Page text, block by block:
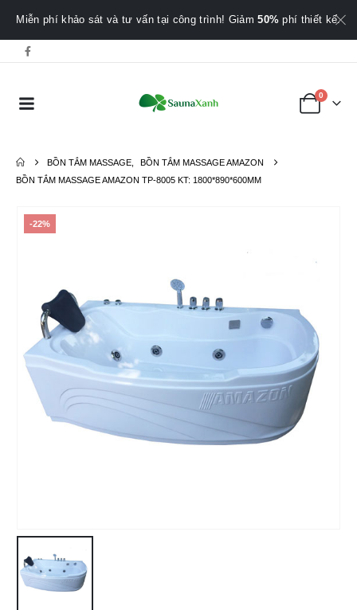
Miễn phí khảo sát và tư vấn tại công trình! Giảm50% phí thiết kế.
0
BỒN TẮM MASSAGE
BỒN TẮM MASSAGE AMAZON
BỒN TẮM MASSAGE AMAZON TP-8005 KT: 1800*890*600MM
-22%